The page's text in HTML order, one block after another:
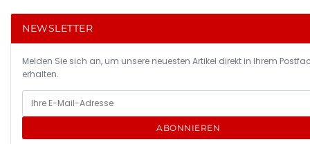
NEWSLETTER
Melden Sie sich an, um unsere neuesten Artikel direkt in Ihrem
erhalten.
ABONNIEREN